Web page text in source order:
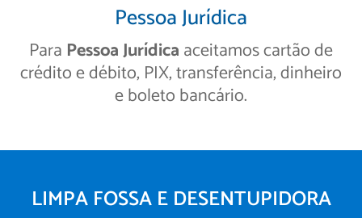
Pessoa Jurídica
Para Pessoa Jurídicaaceitamos cartão de
crédito e débito, PIX, transferência, dinheiro
e boleto bancário.
LIMPA FOSSA E DESENTUPIDORA